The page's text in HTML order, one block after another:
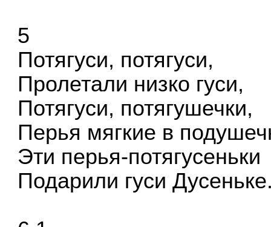
5
Потягуси, потягуси,
Пролетали низко гуси,
Потягуси, потягушечки,
Перья мягкие в
Эти перья-потягусеньки
Подарили гуси